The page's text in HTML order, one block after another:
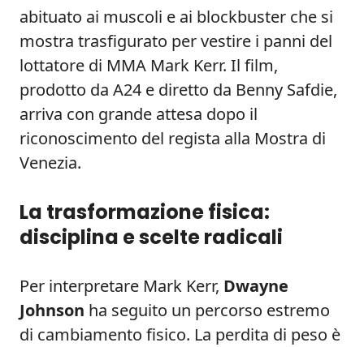
abituato ai muscoli e ai blockbuster che si
mostra trasfigurato per vestire i panni del
lottatore di MMA Mark Kerr. Il film,
prodotto da A24 e diretto da Benny Safdie,
arriva con grande attesa dopo il
riconoscimento del regista alla Mostra di
Venezia.
La trasformazione fisica:
disciplina e scelte radicali
Per interpretare Mark Kerr, Dwayne
Johnson ha seguito un percorso estremo
di cambiamento fisico. La perdita di peso è